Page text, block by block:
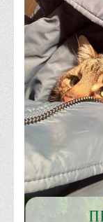
Довідник
Реквізити
Права та
Інформація
Положення